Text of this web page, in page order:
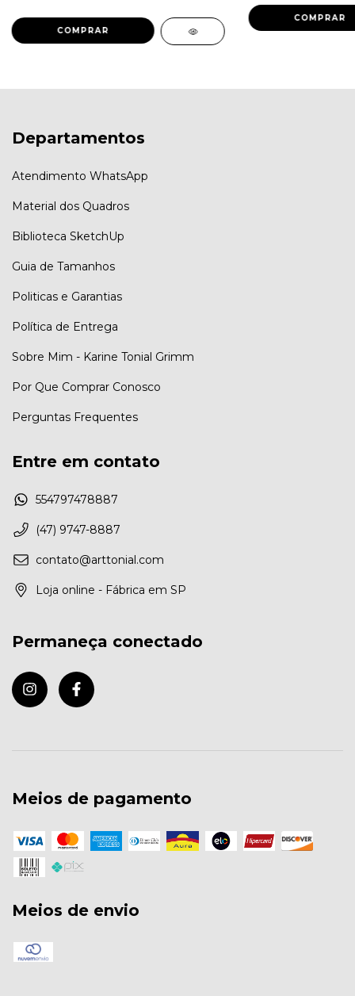
COMPRAR
COMPRAR
Departamentos
Atendimento WhatsApp
Material dos Quadros
Biblioteca SketchUp
Guia de Tamanhos
Politicas e Garantias
Política de Entrega
Sobre Mim - Karine Tonial Grimm
Por Que Comprar Conosco
Perguntas Frequentes
Entre em contato
554797478887
(47) 9747-8887
contato@arttonial.com
Loja online - Fábrica em SP
Permaneça conectado
Meios de pagamento
Meios de envio